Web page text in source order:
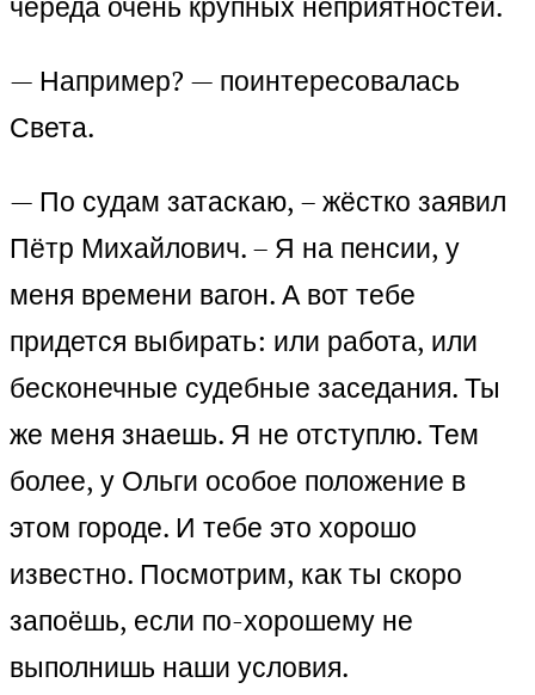
— Например? — поинтересовалась
Света.
— По судам затаскаю, – жёстко заявил
Пётр Михайлович. – Я на пенсии, у
меня времени вагон. А вот тебе
придется выбирать: или работа, или
бесконечные судебные заседания. Ты
же меня знаешь. Я не отступлю. Тем
более, у Ольги особое положение в
этом городе. И тебе это хорошо
известно. Посмотрим, как ты скоро
запоёшь, если по-хорошему не
выполнишь наши условия.